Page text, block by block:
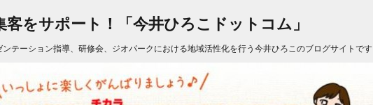
をサポート！「今井ひろこドットコム」
テーション指導、研修会、ジオパークにおける地域活性化を行う今井ひろこのブログサイトです